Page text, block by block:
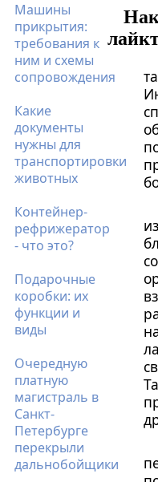
Машины
прикрытия:
требования к
ним и схемы
сопровождения
Какие
документы
нужны для
транспортировки
животных
Контейнер-
рефрижератор
- что это?
Подарочные
коробки: их
функции и
виды
Очередную
платную
магистраль в
Санкт-
Петербурге
перекрыли
дальнобойщики